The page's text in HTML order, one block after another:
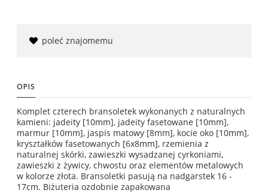
poleć znajomemu
OPIS
Komplet czterech bransoletek wykonanych z naturalnych
kamieni: jadeity [10mm], jadeity fasetowane [10mm],
marmur [10mm], jaspis matowy [8mm], kocie oko [10mm],
kryształków fasetowanych [6x8mm], rzemienia z
naturalnej skórki, zawieszki wysadzanej cyrkoniami,
zawieszki z żywicy, chwostu oraz elementów metalowych
w kolorze złota. Bransoletki pasują na nadgarstek 16 -
17cm. Biżuteria ozdobnie zapakowana